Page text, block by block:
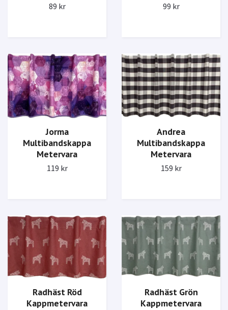
89 kr 99 kr
Jorma
Multibandskappa
Metervara
119 kr
Andrea
Multibandskappa
Metervara
159 kr
Radhäst Röd
Kappmetervara
Radhäst Grön
Kappmetervara